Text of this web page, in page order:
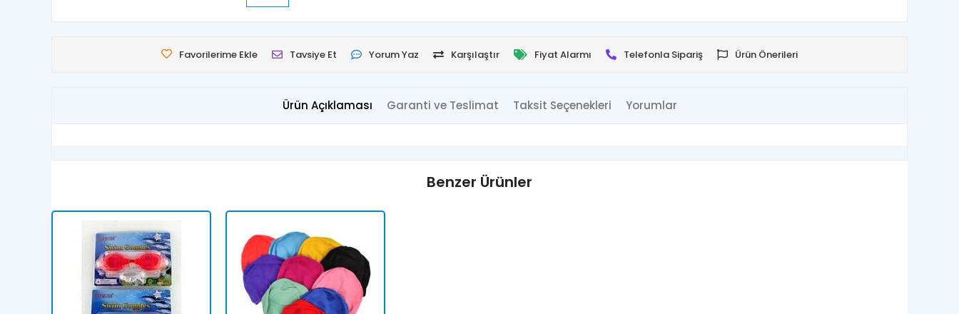
Favorilerime Ekle Tavsiye Et Yorum Yaz Karşılaştır Fiyat Alarmı Telefonla Sipariş Ürün Önerileri
Ürün Açıklaması Garanti ve Teslimat Taksit Seçenekleri Yorumlar
Benzer Ürünler